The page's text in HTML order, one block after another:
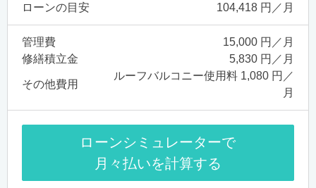
ローンの目安 104,418 円／月
管理費
15,000 円／月
修繕積立金
5,830 円／月
その他費用
ルーフバルコニー使用料 1,080 円／
月
ローンシミュレーターで
月々払いを計算する